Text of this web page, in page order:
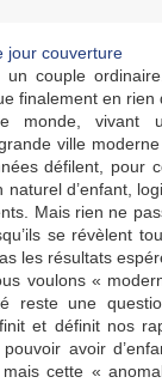
couple
finalement en rien
monde, vivant
ville
défilent, pour
naturel d’enfant,
Mais rien ne
se révèlent
les résultats
voulons «
reste une
et définit nos
avoir
cette «